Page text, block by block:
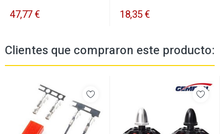
47,77 € 18,35 €
Clientes que compraron este producto: